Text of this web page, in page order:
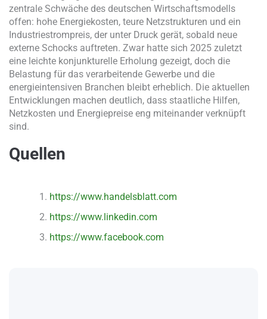
zentrale Schwäche des deutschen Wirtschaftsmodells
offen: hohe Energiekosten, teure Netzstrukturen und ein
Industriestrompreis, der unter Druck gerät, sobald neue
externe Schocks auftreten. Zwar hatte sich 2025 zuletzt
eine leichte konjunkturelle Erholung gezeigt, doch die
Belastung für das verarbeitende Gewerbe und die
energieintensiven Branchen bleibt erheblich. Die aktuellen
Entwicklungen machen deutlich, dass staatliche Hilfen,
Netzkosten und Energiepreise eng miteinander verknüpft
sind.
Quellen
https://www.handelsblatt.com
https://www.linkedin.com
https://www.facebook.com